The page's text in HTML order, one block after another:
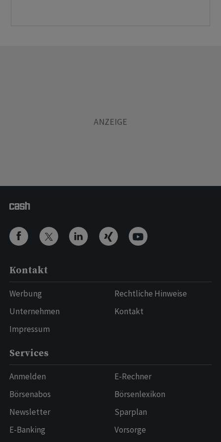
Kontakt
Werbung
Unternehmen
Impressum
Rechtliche Hinweise
Kontakt
Services
Anmelden
Börsenabos
Newsletter
E-Banking
E-Rechner
Börsenlexikon
Sparplan
Vorsorge